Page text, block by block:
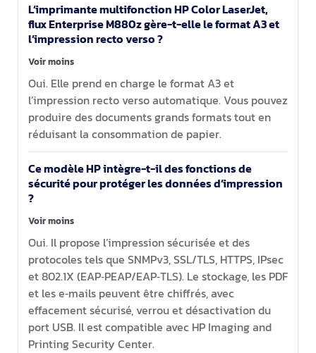
L’imprimante multifonction HP Color LaserJet,
flux Enterprise M880z gère-t-elle le format A3 et
l’impression recto verso ?
Voir moins
Oui. Elle prend en charge le format A3 et
l’impression recto verso automatique. Vous pouvez
produire des documents grands formats tout en
réduisant la consommation de papier.
Ce modèle HP intègre-t-il des fonctions de
sécurité pour protéger les données d’impression
?
Voir moins
Oui. Il propose l’impression sécurisée et des
protocoles tels que SNMPv3, SSL/TLS, HTTPS, IPsec
et 802.1X (EAP‑PEAP/EAP‑TLS). Le stockage, les PDF
et les e‑mails peuvent être chiffrés, avec
effacement sécurisé, verrou et désactivation du
port USB. Il est compatible avec HP Imaging and
Printing Security Center.